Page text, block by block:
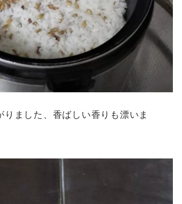
りました、香ばしい香りも漂いま